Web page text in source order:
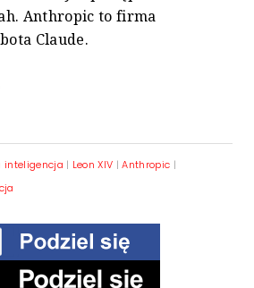
Anthropic to firma
Claude.
inteligencja | Leon XIV |Anthropic |